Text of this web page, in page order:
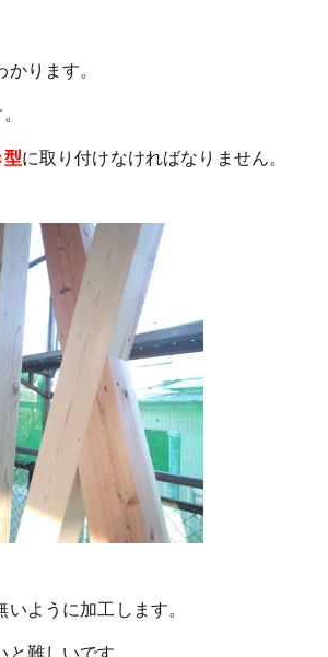
ります。
に取り付けなければなりません。
ように加工します。
難しいです。